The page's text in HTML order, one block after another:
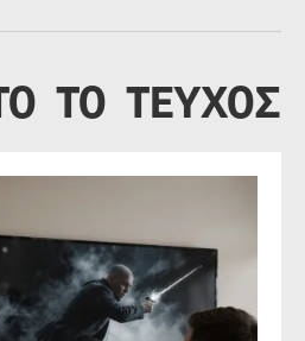
ΤΟ ΤΕΥΧΟΣ